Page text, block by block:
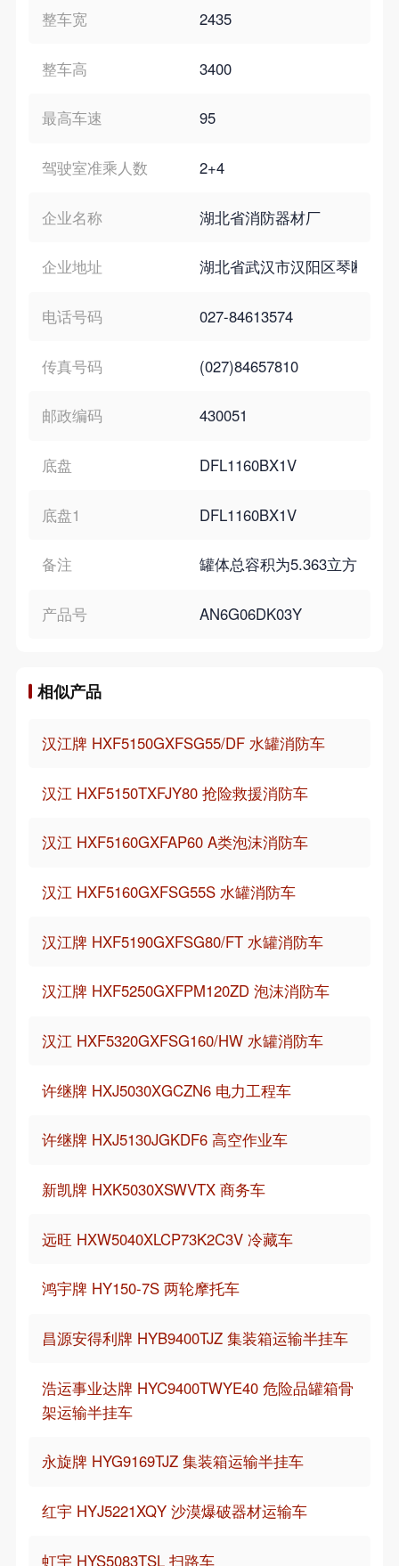
整车宽 2435
整车高 3400
最高车速 95
驾驶室准乘人数 2+4
企业名称 湖北省消防器材厂
企业地址 湖北省武汉市汉阳区琴断口
电话号码 027-84613574
传真号码 (027)84657810
邮政编码 430051
底盘 DFL1160BX1V
底盘1 DFL1160BX1V
备注 罐体总容积为5.363立方米,
产品号 AN6G06DK03Y
相似产品
汉江牌 HXF5150GXFSG55/DF 水罐消防车
汉江 HXF5150TXFJY80 抢险救援消防车
汉江 HXF5160GXFAP60 A类泡沫消防车
汉江 HXF5160GXFSG55S 水罐消防车
汉江牌 HXF5190GXFSG80/FT 水罐消防车
汉江牌 HXF5250GXFPM120ZD 泡沫消防车
汉江 HXF5320GXFSG160/HW 水罐消防车
许继牌 HXJ5030XGCZN6 电力工程车
许继牌 HXJ5130JGKDF6 高空作业车
新凯牌 HXK5030XSWVTX 商务车
远旺 HXW5040XLCP73K2C3V 冷藏车
鸿宇牌 HY150-7S 两轮摩托车
昌源安得利牌 HYB9400TJZ 集装箱运输半挂车
浩运事业达牌 HYC9400TWYE40 危险品罐箱骨
架运输半挂车
永旋牌 HYG9169TJZ 集装箱运输半挂车
红宇 HYJ5221XQY 沙漠爆破器材运输车
虹宇 HYS5083TSL 扫路车